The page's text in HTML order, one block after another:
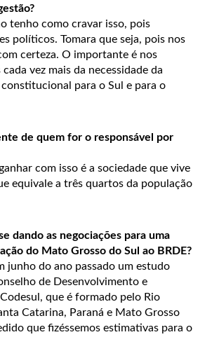
tenho como cravar isso, pois
políticos. Tomara que seja, pois nos
certeza. O importante é nos
vez mais da necessidade da
para o Sul e para o
de quem for o responsável por
com isso é a sociedade que vive
equivale a três quartos da população
dando as negociações para uma
do Mato Grosso do Sul ao BRDE?
junho do ano passado um estudo
de Desenvolvimento e
que é formado pelo Rio
Catarina, Paraná e Mato Grosso
que fizéssemos estimativas para o